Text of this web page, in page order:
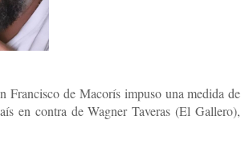
de Macorís impuso una medida de
en contra de Wagner Taveras (El Gallero),